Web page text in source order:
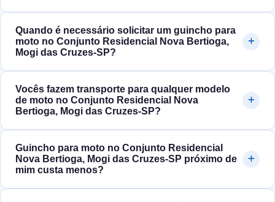
Quando é necessário solicitar um guincho para
moto no Conjunto Residencial Nova Bertioga,
Mogi das Cruzes‑SP?
Vocês fazem transporte para qualquer modelo
de moto no Conjunto Residencial Nova
Bertioga, Mogi das Cruzes‑SP?
Guincho para moto no Conjunto Residencial
Nova Bertioga, Mogi das Cruzes‑SP próximo de
mim custa menos?